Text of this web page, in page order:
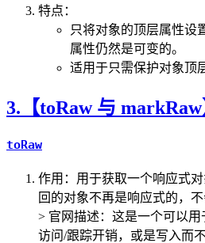
特点：
只将对象的顶层属性设
属性仍然是可变的。
适用于只需保护对象顶
3.【toRaw 与 markRaw
toRaw
作用：用于获取一个响应式
回的对象不再是响应式的，不
> 官网描述：这是一个可以
访问/跟踪开销，或是写入而